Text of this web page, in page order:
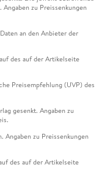
zu Preissenkungen
an den Anbieter der
des auf der Artikelseite
Preisempfehlung (UVP) des
gesenkt. Angaben zu
Angaben zu Preissenkungen
des auf der Artikelseite